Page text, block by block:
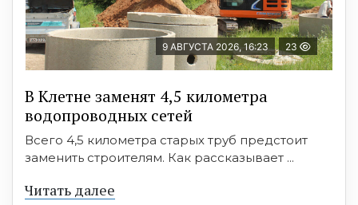
9 АВГУСТА 2026, 16:23 23
В Клетне заменят 4,5 километра
водопроводных сетей
Всего 4,5 километра старых труб предстоит
заменить строителям. Как рассказывает ...
Читать далее